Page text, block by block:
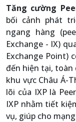
Tăng cường
bối cảnh phát
ngang hàng
Exchange - IX)
Exchange Point)
đến hiện tại, toàn
khu vực Châu Á-
lõi của IXP là
IXP nhằm tiết
vụ, giúp cho